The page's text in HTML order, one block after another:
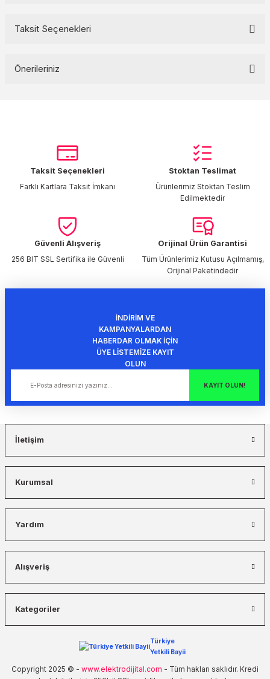
Taksit Seçenekleri
Önerileriniz
Görüş ve önerileriniz için teşekkür ederiz.
Ürün resmi kalitesiz, bozuk veya görüntülenemiyor.
Ürün açıklamasında eksik bilgiler bulunuyor.
Ürün fiyatı diğer sitelerden daha pahalı.
Bu ürüne benzer farklı alternatifler olmalı.
Gönder
Taksit Seçenekleri
Farklı Kartlara Taksit İmkanı
Stoktan Teslimat
Ürünlerimiz Stoktan Teslim
Edilmektedir
Güvenli Alışveriş
256 BIT SSL Sertifika ile Güvenli
Orijinal Ürün Garantisi
Tüm Ürünlerimiz Kutusu Açılmamış,
Orijinal Paketindedir
İNDİRİM VE
KAMPANYALARDAN
HABERDAR OLMAK İÇİN
ÜYE LİSTEMİZE KAYIT
OLUN
KAYIT OLUN!
İletişim
Kurumsal
Yardım
Alışveriş
Kategoriler
Türkiye
Yetkili Bayii
Copyright 2025 © - www.elektrodijital.com - Tüm hakları saklıdır. Kredi